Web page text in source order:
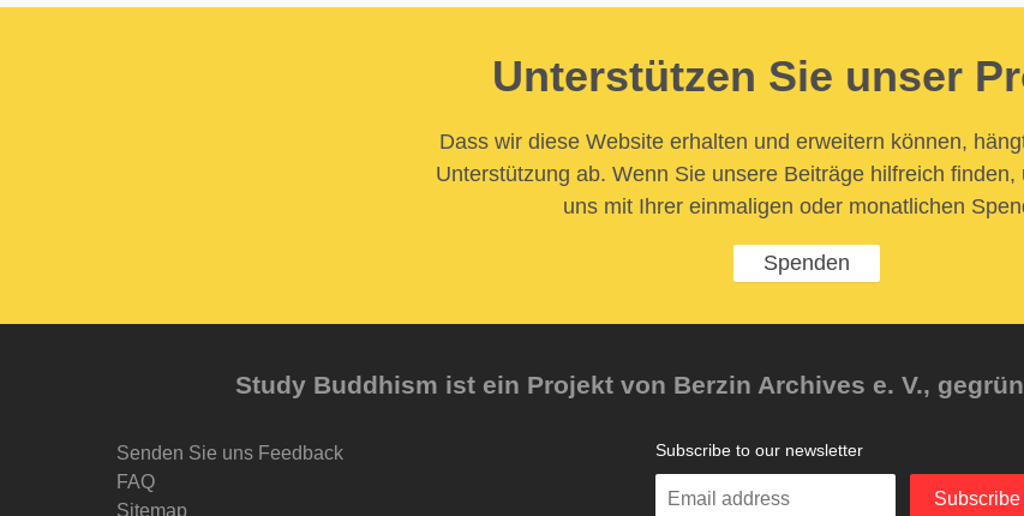
Unterstützen Sie unser
Dass wir diese Website erhalten und erweitern können,
Unterstützung ab. Wenn Sie unsere Beiträge hilfreich finden,
uns mit Ihrer einmaligen oder monatlichen
Spenden
Study Buddhism ist ein Projekt von Berzin Archives e. V.,
Senden Sie uns Feedback
FAQ
Sitemap
Subscribe to our newsletter
Enter
Subscribe